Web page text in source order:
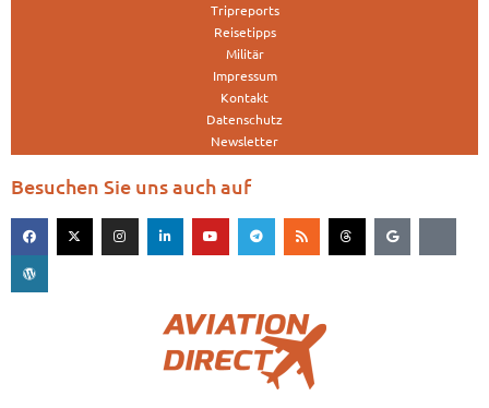
Tripreports
Reisetipps
Militär
Impressum
Kontakt
Datenschutz
Newsletter
Besuchen Sie uns auch auf